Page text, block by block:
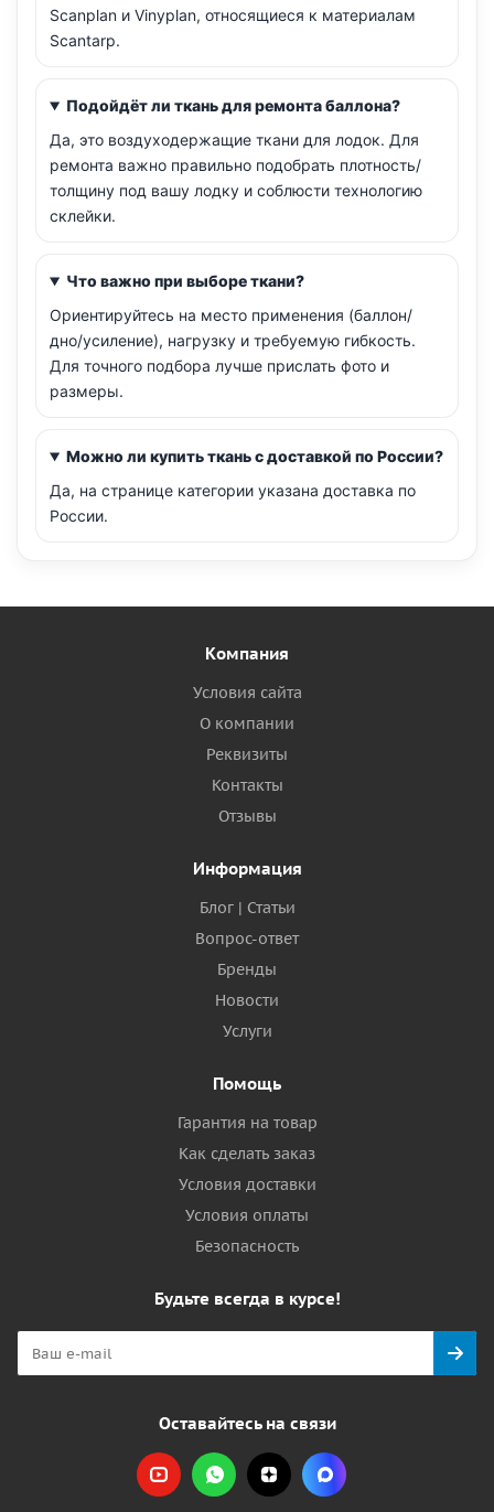
Scanplan и Vinyplan, относящиеся к материалам
Scantarp.
Подойдёт ли ткань для ремонта баллона?
Да, это воздуходержащие ткани для лодок. Для
ремонта важно правильно подобрать плотность/
толщину под вашу лодку и соблюсти технологию
склейки.
Что важно при выборе ткани?
Ориентируйтесь на место применения (баллон/
дно/усиление), нагрузку и требуемую гибкость.
Для точного подбора лучше прислать фото и
размеры.
Можно ли купить ткань с доставкой по России?
Да, на странице категории указана доставка по
России.
Компания
Условия сайта
О компании
Реквизиты
Контакты
Отзывы
Информация
Блог | Статьи
Вопрос-ответ
Бренды
Новости
Услуги
Помощь
Гарантия на товар
Как сделать заказ
Условия доставки
Условия оплаты
Безопасность
Будьте всегда в курсе!
Оставайтесь на связи